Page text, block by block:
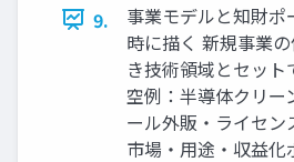
9.
事業モデルと知財ポ
時に描く 新規事業
き技術領域とセッ
空例：半導体クリ
ール外販・ライセ
市場・用途・収益化